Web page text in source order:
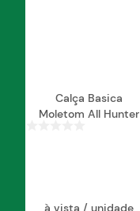
Calça Basica
Moletom All Hunter
à vista / unidade